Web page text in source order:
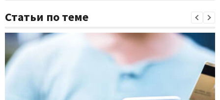
Статьи по теме